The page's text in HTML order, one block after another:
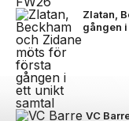
Zlatan,
gången
VC